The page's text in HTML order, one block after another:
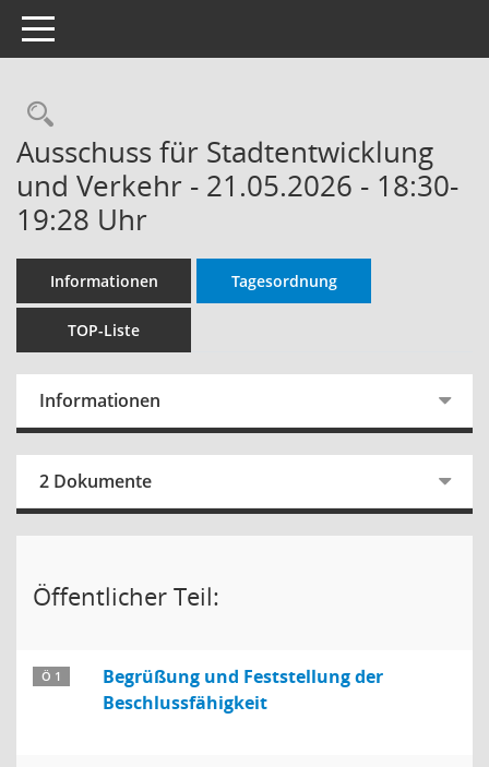
Toggle navigation
Rechercheauswahl
Ausschuss für Stadtentwicklung
und Verkehr - 21.05.2026 - 18:30-
19:28 Uhr
Informationen Tagesordnung
TOP-Liste
Informationen
2 Dokumente
Öffentlicher Teil:
Ö 1
Begrüßung und Feststellung der
Beschlussfähigkeit